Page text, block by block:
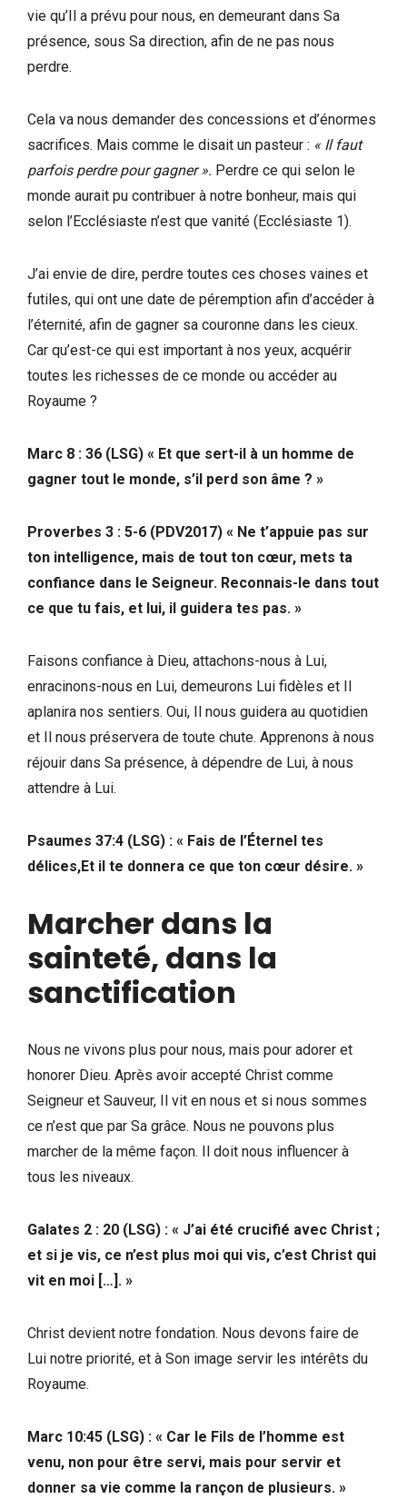
vie qu’Il a prévu pour nous, en demeurant dans Sa
présence, sous Sa direction, afin de ne pas nous
perdre.
Cela va nous demander des concessions et d’énormes
sacrifices. Mais comme le disait un pasteur : « Il faut
parfois perdre pour gagner ». Perdre ce qui selon le
monde aurait pu contribuer à notre bonheur, mais qui
selon l’Ecclésiaste n’est que vanité (Ecclésiaste 1).
J’ai envie de dire, perdre toutes ces choses vaines et
futiles, qui ont une date de péremption afin d’accéder à
l’éternité, afin de gagner sa couronne dans les cieux.
Car qu’est-ce qui est important à nos yeux, acquérir
toutes les richesses de ce monde ou accéder au
Royaume ?
Marc 8 : 36 (LSG) « Et que sert-il à un homme de
gagner tout le monde, s’il perd son âme ? »
Proverbes 3 : 5-6 (PDV2017) « Ne t’appuie pas sur
ton intelligence, mais de tout ton cœur, mets ta
confiance dans le Seigneur. Reconnais-le dans tout
ce que tu fais, et lui, il guidera tes pas. »
Faisons confiance à Dieu, attachons-nous à Lui,
enracinons-nous en Lui, demeurons Lui fidèles et Il
aplanira nos sentiers. Oui, Il nous guidera au quotidien
et Il nous préservera de toute chute. Apprenons à nous
réjouir dans Sa présence, à dépendre de Lui, à nous
attendre à Lui.
‭Psaumes 37:4 (LSG‬) : « Fais de l’Éternel tes
délices,Et il te donnera ce que ton cœur désire. »
Marcher dans la
sainteté, dans la
sanctification
Nous ne vivons plus pour nous, mais pour adorer et
honorer Dieu. Après avoir accepté Christ comme
Seigneur et Sauveur, Il vit en nous et si nous sommes
ce n’est que par Sa grâce. Nous ne pouvons plus
marcher de la même façon. Il doit nous influencer à
tous les niveaux.
Galates 2 : 20 (LSG) : « J’ai été crucifié avec Christ ;
et si je vis, ce n’est plus moi qui vis, c’est Christ qui
vit en moi […]. »
Christ devient notre fondation. Nous devons faire de
Lui notre priorité, et à Son image servir les intérêts du
Royaume.
‭Marc 10:45 (LSG‬) : « Car le Fils de l’homme est
venu, non pour être servi, mais pour servir et
donner sa vie comme la rançon de plusieurs. »